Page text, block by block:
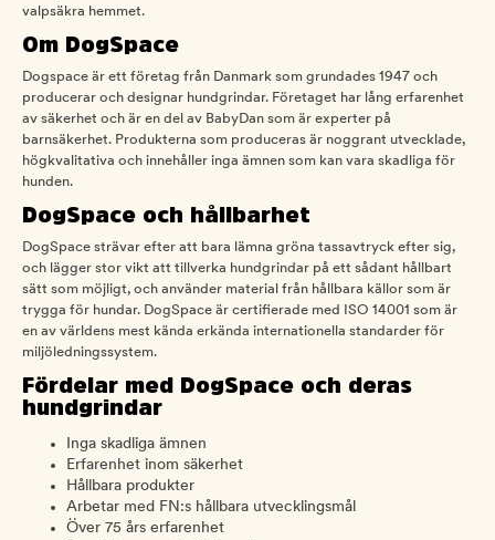
valpsäkra hemmet.
Om DogSpace
Dogspace är ett företag från Danmark som grundades 1947 och
producerar och designar hundgrindar. Företaget har lång erfarenhet
av säkerhet och är en del av BabyDan som är experter på
barnsäkerhet. Produkterna som produceras är noggrant utvecklade,
högkvalitativa och innehåller inga ämnen som kan vara skadliga för
hunden.
DogSpace och hållbarhet
DogSpace strävar efter att bara lämna gröna tassavtryck efter sig,
och lägger stor vikt att tillverka hundgrindar på ett sådant hållbart
sätt som möjligt, och använder material från hållbara källor som är
trygga för hundar. DogSpace är certifierade med ISO 14001 som är
en av världens mest kända erkända internationella standarder för
miljöledningssystem.
Fördelar med DogSpace och deras
hundgrindar
Inga skadliga ämnen
Erfarenhet inom säkerhet
Hållbara produkter
Arbetar med FN:s hållbara utvecklingsmål
Över 75 års erfarenhet